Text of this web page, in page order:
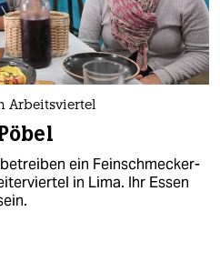
Arbeitsviertel
ein Feinschmecker-
in Lima. Ihr Essen